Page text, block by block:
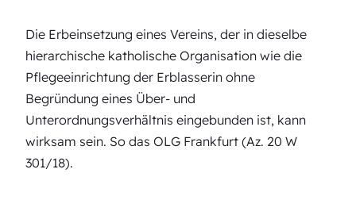
Die Erbeinsetzung eines Vereins, der in dieselbe
hierarchische katholische Organisation wie die
Pflegeeinrichtung der Erblasserin ohne
Begründung eines Über- und
Unterordnungsverhältnis eingebunden ist, kann
wirksam sein. So das OLG Frankfurt (Az. 20 W
301/18).